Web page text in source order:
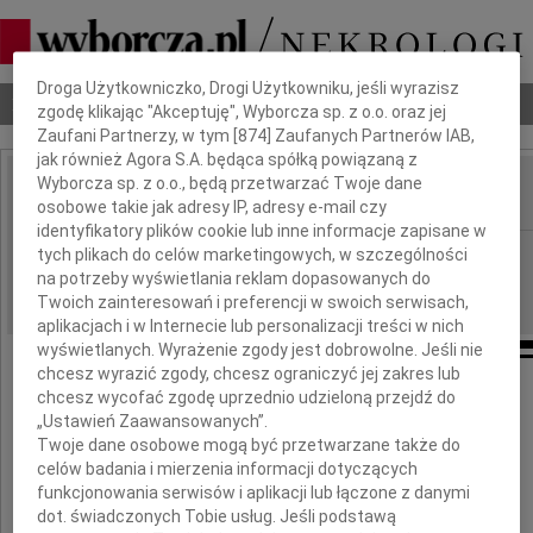
Nekrologi Odeszli Poradnik pogrzebowy
IMIĘ I NAZWISKO:
REGION: Kielce
DATA EMISJI: 28.07.2015
Wyrazy głębokiego współczucia
Rodzinie i Bliskim
Dbamy o Twoją prywatność
Droga Użytkowniczko, Drogi Użytkowniku, jeśli wyrazisz
zgodę klikając "Akceptuję", Wyborcza sp. z o.o. oraz jej
Zaufani Partnerzy, w tym [874 ] Zaufanych Partnerów IAB,
jak również Agora S.A. będąca spółką powiązaną z
Wyborcza sp. z o.o., będą przetwarzać Twoje dane
osobowe takie jak adresy IP, adresy e-mail czy
identyfikatory plików cookie lub inne informacje zapisane w
tych plikach do celów marketingowych, w szczególności
na potrzeby wyświetlania reklam dopasowanych do
Twoich zainteresowań i preferencji w swoich serwisach,
aplikacjach i w Internecie lub personalizacji treści w nich
wyświetlanych. Wyrażenie zgody jest dobrowolne. Jeśli nie
chcesz wyrazić zgody, chcesz ograniczyć jej zakres lub
chcesz wycofać zgodę uprzednio udzieloną przejdź do
„Ustawień Zaawansowanych”.
Twoje dane osobowe mogą być przetwarzane także do
celów badania i mierzenia informacji dotyczących
funkcjonowania serwisów i aplikacji lub łączone z danymi
dot. świadczonych Tobie usług. Jeśli podstawą